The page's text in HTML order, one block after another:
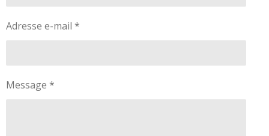
Adresse e-mail *
Message *